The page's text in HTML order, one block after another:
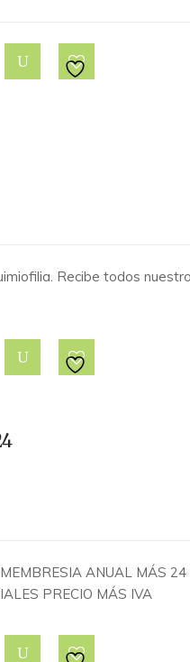
Recibe todos
ANUAL MÁS
PRECIO MÁS IVA